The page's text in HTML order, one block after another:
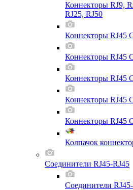
Коннекторы RJ9,
RJ25, RJ50
Коннекторы RJ45
Коннекторы RJ45
Коннекторы RJ45
Коннекторы RJ45
Коннекторы RJ45
Колпачок
Соединители RJ45-RJ45
Соединители